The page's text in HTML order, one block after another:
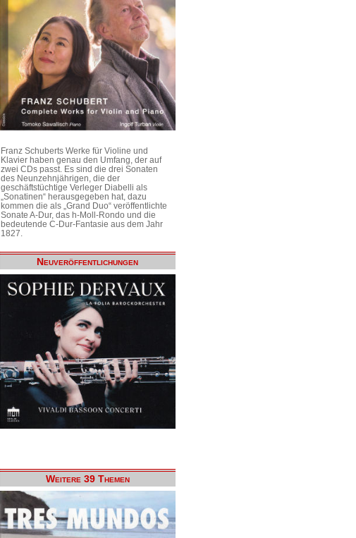
Franz Schuberts Werke für Violine und
Klavier haben genau den Umfang, der auf
zwei CDs passt. Es sind die drei Sonaten
des Neunzehnjährigen, die der
geschäftstüchtige Verleger Diabelli als
„Sonatinen“ herausgegeben hat, dazu
kommen die als „Grand Duo“ veröffentlichte
Sonate A-Dur, das h-Moll-Rondo und die
bedeutende C-Dur-Fantasie aus dem Jahr
1827.
Neuveröffentlichungen
Weitere 39 Themen